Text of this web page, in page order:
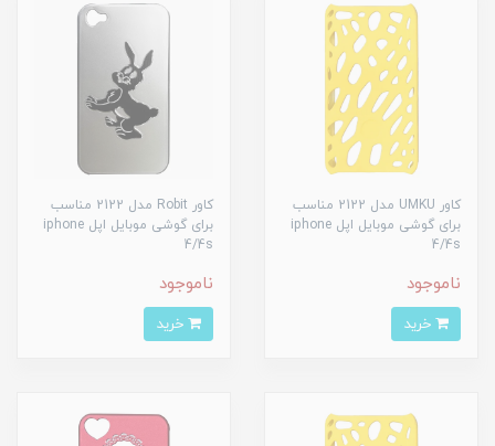
کاور UMKU مدل 2122 مناسب
برای گوشی موبایل اپل iphone
4/4s
ناموجود
کاور Robit مدل 2122 مناسب
برای گوشی موبایل اپل iphone
4/4s
ناموجود